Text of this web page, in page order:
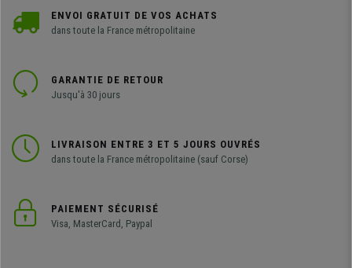
ENVOI GRATUIT DE VOS ACHATS
dans toute la France métropolitaine
GARANTIE DE RETOUR
Jusqu'à 30 jours
LIVRAISON ENTRE 3 ET 5 JOURS OUVRÉS
dans toute la France métropolitaine (sauf Corse)
PAIEMENT SÉCURISÉ
Visa, MasterCard, Paypal